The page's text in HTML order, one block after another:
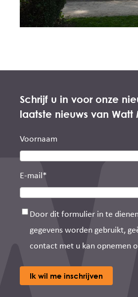
Schrijf u in voor onze
laatste nieuws van Watt
Voornaam
E-mail*
Toestemming*
Door dit formulier in te
gegevens worden gebruikt,
contact met u kan opnemen